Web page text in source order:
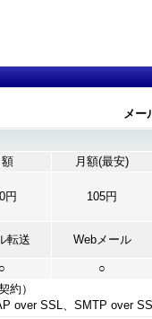
メー
額 月額(最安)
円 105円
転送 Webメール
○ ○
約）
over SSL、SMTP over